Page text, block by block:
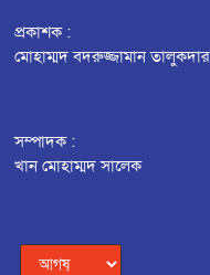
প্রকাশক :
মোহাম্মদ বদরুজ্জামান তালুকদার
সম্পাদক :
খান মোহাম্মদ সালেক